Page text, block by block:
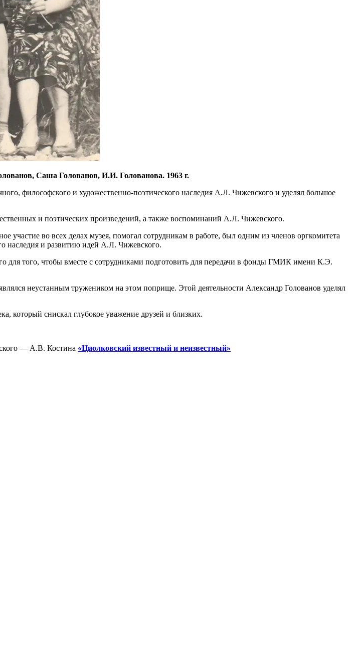
Саша Голованов, И.И. Голованова. 1963 г.
философского и художественно-поэтического наследия А.Л. Чижевского и уделял большое
и поэтических произведений, а также воспоминаний А.Л. Чижевского.
во всех делах музея, помогал сотрудникам в работе, был одним из членов оргкомитета
наследия и развитию идей А.Л. Чижевского.
того, чтобы вместе с сотрудниками подготовить для передачи в фонды ГМИК имени К.Э.
неустанным тружеником на этом поприще. Этой деятельности Александр Голованов уделял
который снискал глубокое уважение друзей и близких.
— А.В. Костина «Циолковский известный и неизвестный»